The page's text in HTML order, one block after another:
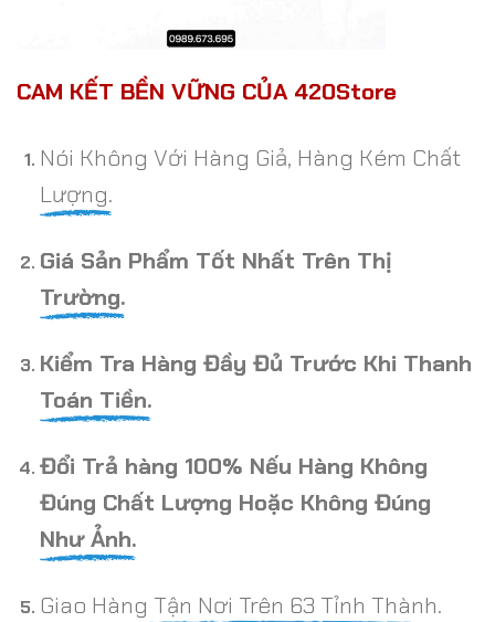
CAM KẾT BỀN VỮNG CỦA 420Store
Nói Không Với Hàng Giả, Hàng Kém Chất
Lượng.
Giá Sản Phẩm Tốt Nhất Trên Thị
Trường.
Kiểm Tra Hàng Đầy Đủ Trước Khi Thanh
Toán Tiền.
Đổi Trả hàng 100% Nếu Hàng Không
Đúng Chất Lượng Hoặc Không Đúng
Như Ảnh.
Giao Hàng Tận Nơi Trên 63 Tỉnh Thành.